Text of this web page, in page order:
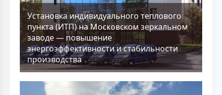
Установка индивидуального теплового
пункта (ИТП) на Московском зеркальном
заводе — повышение
энергоэффективности и стабильности
производства